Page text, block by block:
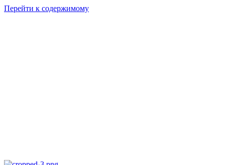
Перейти к содержимому